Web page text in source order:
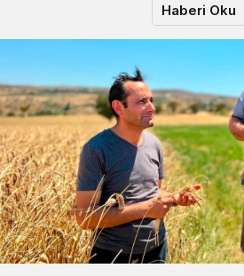
Haberi Oku